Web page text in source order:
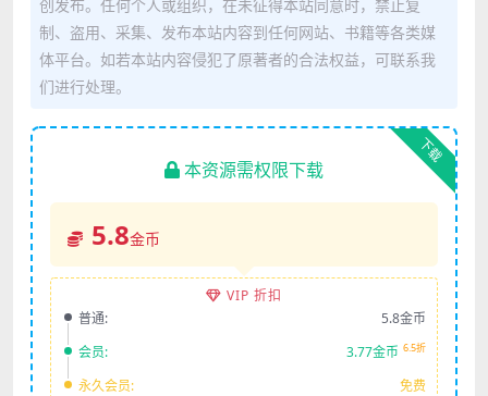
创发布。任何个人或组织，在未征得本站同意时，禁止复
制、盗用、采集、发布本站内容到任何网站、书籍等各类媒
体平台。如若本站内容侵犯了原著者的合法权益，可联系我
们进行处理。
下载
本资源需权限下载
5.8金币
VIP 折扣
普通:
5.8金币
会员:
3.77金币 6.5折
永久会员: 免费